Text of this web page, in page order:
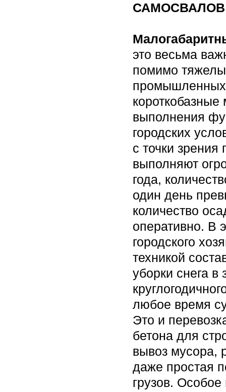
САМОСВАЛОВ
это весьма
помимо
промышленных
выполнения
городских
с точки
выполняют
года,
один день
количество
оперативно. В
городского
техникой
уборки снега
любое время
Это и
бетона для
вывоз мусора,
даже простая
грузов. Особое